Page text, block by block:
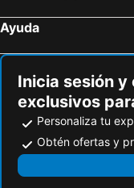
Ayuda
Inicia sesión
exclusivos
Personaliza tu
Obtén ofertas y